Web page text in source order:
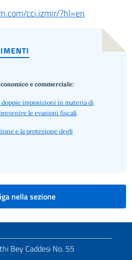
cci.izmir/?hl=en
e commerciale:
doppie imposizioni in materia di
le evasioni fiscali
e la protezione degli
nella sezione
Bey Caddesi No. 55